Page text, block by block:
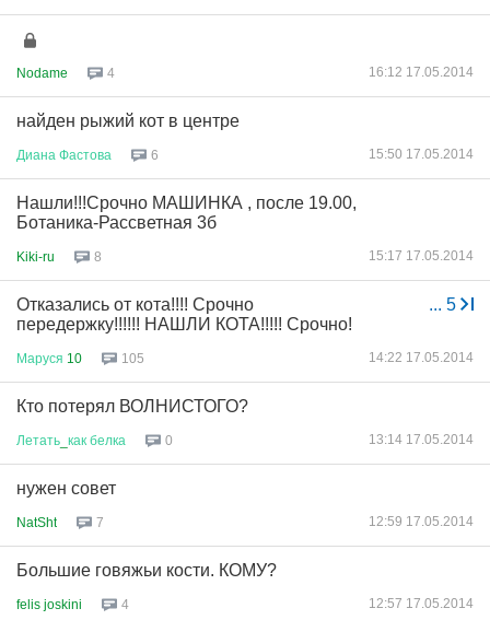
Nodame 4 16:12 17.05.2014
найден рыжий кот в центре
Диана Фастова 6 15:50 17.05.2014
Нашли!!!Срочно МАШИНКА , после 19.00,
Ботаника-Рассветная 3б
Kiki-ru 8 15:17 17.05.2014
... 5
Отказались от кота!!!! Срочно
передержку!!!!!! НАШЛИ КОТА!!!!! Срочно!
Маруся 10 105 14:22 17.05.2014
Кто потерял ВОЛНИСТОГО?
Летать как белка 0 13:14 17.05.2014
нужен совет
NatSht 7 12:59 17.05.2014
Большие говяжьи кости. КОМУ?
felis joskini 4 12:57 17.05.2014